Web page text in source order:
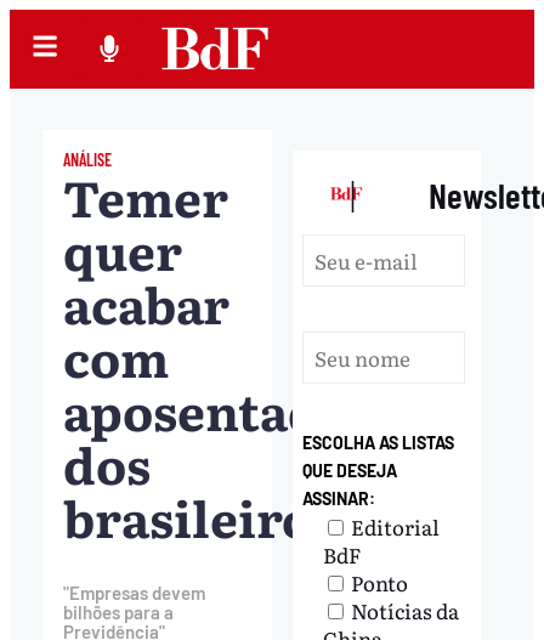
ANÁLISE
Temer
quer
acabar
com
aposentadoria
dos
brasileiros
"Empresas devem
bilhões para a
Previdência"
|
ESCOLHA AS LISTAS
QUE DESEJA
ASSINAR:
Editorial
BdF
Ponto
Notícias da